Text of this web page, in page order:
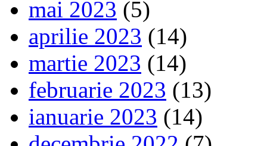
mai 2023 (5)
aprilie 2023 (14)
martie 2023 (14)
februarie 2023 (13)
ianuarie 2023 (14)